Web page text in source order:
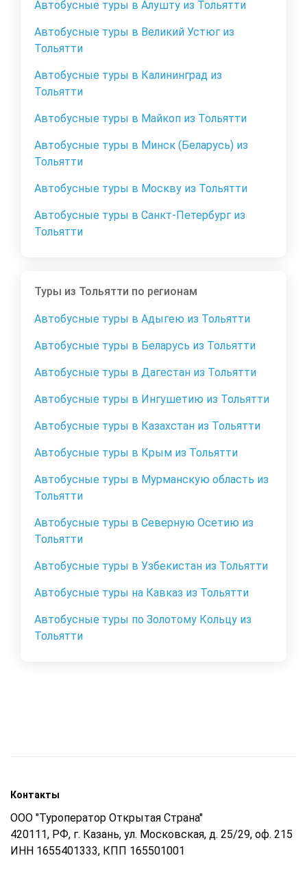
Автобусные туры в Алушту из Тольятти
Автобусные туры в Великий Устюг из
Тольятти
Автобусные туры в Калининград из
Тольятти
Автобусные туры в Майкоп из Тольятти
Автобусные туры в Минск (Беларусь) из
Тольятти
Автобусные туры в Москву из Тольятти
Автобусные туры в Санкт-Петербург из
Тольятти
Туры из Тольятти по регионам
Автобусные туры в Адыгею из Тольятти
Автобусные туры в Беларусь из Тольятти
Автобусные туры в Дагестан из Тольятти
Автобусные туры в Ингушетию из Тольятти
Автобусные туры в Казахстан из Тольятти
Автобусные туры в Крым из Тольятти
Автобусные туры в Мурманскую область из
Тольятти
Автобусные туры в Северную Осетию из
Тольятти
Автобусные туры в Узбекистан из Тольятти
Автобусные туры на Кавказ из Тольятти
Автобусные туры по Золотому Кольцу из
Тольятти
Контакты
ООО "Туроператор Открытая Страна"
420111, РФ, г. Казань, ул. Московская, д. 25/29, оф. 215
ИНН 1655401333, КПП 165501001